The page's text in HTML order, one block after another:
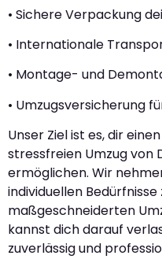
• Sichere Verpackung
• Internationale
• Montage- und
• Umzugsversicherung
Unser Ziel ist es, dir
stressfreien Umzug von
ermöglichen. Wir
individuellen
maßgeschneiderten
kannst dich darauf
zuverlässig und